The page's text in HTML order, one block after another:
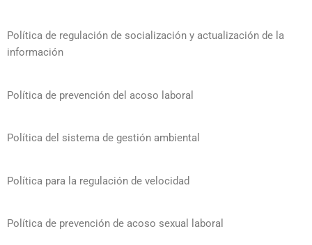
Política de regulación de socialización y actualización de la
información
Política de prevención del acoso laboral
Política del sistema de gestión ambiental
Política para la regulación de velocidad
Política de prevención de acoso sexual laboral